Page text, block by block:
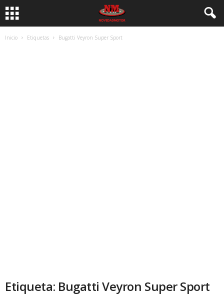
Inicio Etiquetas Bugatti Veyron Super Sport
Etiqueta: Bugatti Veyron Super Sport